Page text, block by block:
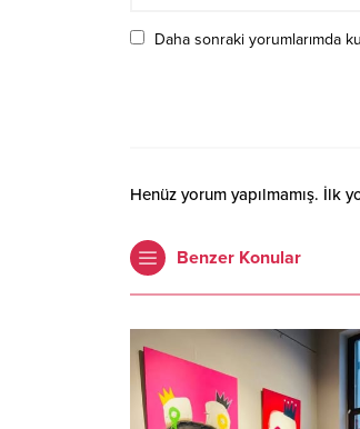
Daha sonraki yorumlarımda
Henüz yorum yapılmamış. İlk
Benzer Konular